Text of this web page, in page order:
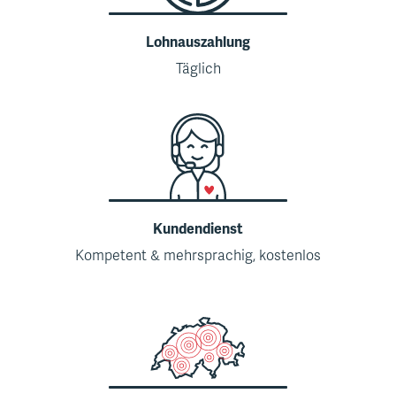
Lohnauszahlung
Täglich
Kundendienst
Kompetent & mehrsprachig, kostenlos